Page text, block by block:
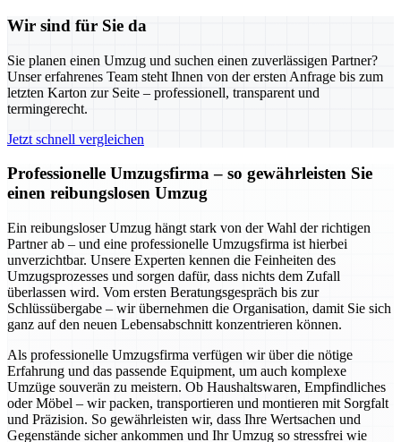
Wir sind für Sie da
Sie planen einen Umzug und suchen einen zuverlässigen Partner?
Unser erfahrenes Team steht Ihnen von der ersten Anfrage bis zum
letzten Karton zur Seite – professionell, transparent und
termingerecht.
Jetzt schnell vergleichen
Professionelle Umzugsfirma – so gewährleisten Sie
einen reibungslosen Umzug
Ein reibungsloser Umzug hängt stark von der Wahl der richtigen
Partner ab – und eine professionelle Umzugsfirma ist hierbei
unverzichtbar. Unsere Experten kennen die Feinheiten des
Umzugsprozesses und sorgen dafür, dass nichts dem Zufall
überlassen wird. Vom ersten Beratungsgespräch bis zur
Schlüssübergabe – wir übernehmen die Organisation, damit Sie sich
ganz auf den neuen Lebensabschnitt konzentrieren können.
Als professionelle Umzugsfirma verfügen wir über die nötige
Erfahrung und das passende Equipment, um auch komplexe
Umzüge souverän zu meistern. Ob Haushaltswaren, Empfindliches
oder Möbel – wir packen, transportieren und montieren mit Sorgfalt
und Präzision. So gewährleisten wir, dass Ihre Wertsachen und
Gegenstände sicher ankommen und Ihr Umzug so stressfrei wie